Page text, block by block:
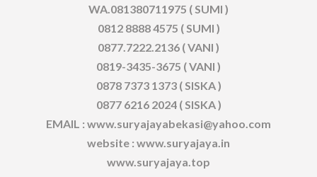
WA.081380711975 ( SUMI )
0812 8888 4575 ( SUMI )
0877.7222.2136 ( VANI )
0819-3435-3675 ( VANI )
0878 7373 1373 ( SISKA )
0877 6216 2024 ( SISKA )
EMAIL : www.suryajayabekasi@yahoo.com
website : www.suryajaya.in
www.suryajaya.top